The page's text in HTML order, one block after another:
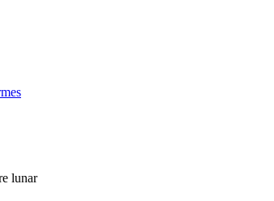
lunar